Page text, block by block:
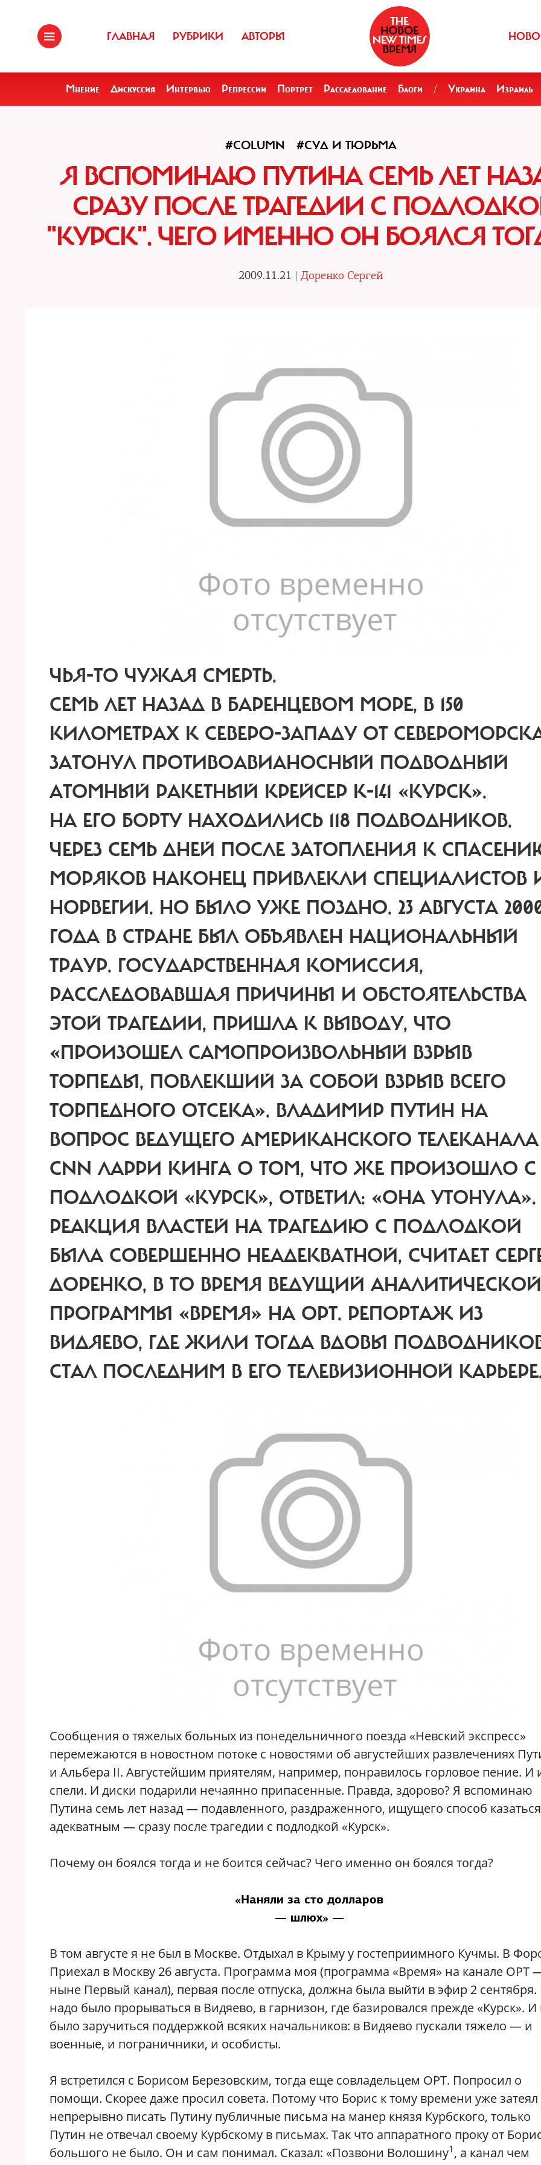
ГЛАВНАЯ РУБРИКИ АВТОРЫ
Мнение Дискуссия Интервью Репрессии Портрет Расследование Блоги / Украина Израиль
#COLUMN #СУД И ТЮРЬМА
Я ВСПОМИНАЮ ПУТИНА СЕМЬ ЛЕТ
СРАЗУ ПОСЛЕ ТРАГЕДИИ С
"КУРСК". ЧЕГО ИМЕННО ОН БОЯЛСЯ
2009.11.21 | Доренко Сергей
ЧЬЯ-ТО ЧУЖАЯ СМЕРТЬ.
СЕМЬ ЛЕТ НАЗАД В БАРЕНЦЕВОМ МОРЕ, В 150
КИЛОМЕТРАХ К СЕВЕРО-ЗАПАДУ ОТ
ЗАТОНУЛ ПРОТИВОАВИАНОСНЫЙ ПОДВОДНЫЙ
АТОМНЫЙ РАКЕТНЫЙ КРЕЙСЕР К-141 «КУРСК».
НА ЕГО БОРТУ НАХОДИЛИСЬ 118 ПОДВОДНИКОВ.
ЧЕРЕЗ СЕМЬ ДНЕЙ ПОСЛЕ ЗАТОПЛЕНИЯ К
МОРЯКОВ НАКОНЕЦ ПРИВЛЕКЛИ СПЕЦИАЛИСТОВ
НОРВЕГИИ. НО БЫЛО УЖЕ ПОЗДНО. 23 АВГУСТА
ГОДА В СТРАНЕ БЫЛ ОБЪЯВЛЕН НАЦИОНАЛЬНЫЙ
ТРАУР. ГОСУДАРСТВЕННАЯ КОМИССИЯ,
РАССЛЕДОВАВШАЯ ПРИЧИНЫ И ОБСТОЯТЕЛЬСТВА
ЭТОЙ ТРАГЕДИИ, ПРИШЛА К ВЫВОДУ, ЧТО
«ПРОИЗОШЕЛ САМОПРОИЗВОЛЬНЫЙ ВЗРЫВ
ТОРПЕДЫ, ПОВЛЕКШИЙ ЗА СОБОЙ ВЗРЫВ ВСЕГО
ТОРПЕДНОГО ОТСЕКА». ВЛАДИМИР ПУТИН НА
ВОПРОС ВЕДУЩЕГО АМЕРИКАНСКОГО ТЕЛЕКАНАЛА
CNN ЛАРРИ КИНГА О ТОМ, ЧТО ЖЕ ПРОИЗОШЛО С
ПОДЛОДКОЙ «КУРСК», ОТВЕТИЛ: «ОНА УТОНУЛА».
РЕАКЦИЯ ВЛАСТЕЙ НА ТРАГЕДИЮ С ПОДЛОДКОЙ
БЫЛА СОВЕРШЕННО НЕАДЕКВАТНОЙ, СЧИТАЕТ
ДОРЕНКО, В ТО ВРЕМЯ ВЕДУЩИЙ АНАЛИТИЧЕСКОЙ
ПРОГРАММЫ «ВРЕМЯ» НА ОРТ. РЕПОРТАЖ ИЗ
ВИДЯЕВО, ГДЕ ЖИЛИ ТОГДА ВДОВЫ
СТАЛ ПОСЛЕДНИМ В ЕГО ТЕЛЕВИЗИОННОЙ
Сообщения о тяжелых больных из понедельничного поезда «Невский экспресс»
перемежаются в новостном потоке с новостями об августейших развлечениях
и Альбера II. Августейшим приятелям, например, понравилось горловое пение. И
спели. И диски подарили нечаянно припасенные. Правда, здорово? Я вспоминаю
Путина семь лет назад — подавленного, раздраженного, ищущего способ казаться
адекватным — сразу после трагедии с подлодкой «Курск».
Почему он боялся тогда и не боится сейчас? Чего именно он боялся тогда?
«Наняли за сто долларов
— шлюх» —
В том августе я не был в Москве. Отдыхал в Крыму у гостеприимного Кучмы. В
Приехал в Москву 26 августа. Программа моя (программа «Время» на канале ОРТ
ныне Первый канал), первая после отпуска, должна была выйти в эфир 2
надо было прорываться в Видяево, в гарнизон, где базировался прежде «Курск». И
было заручиться поддержкой всяких начальников: в Видяево пускали тяжело — и
военные, и пограничники, и особисты.
Я встретился с Борисом Березовским, тогда еще совладельцем ОРТ. Попросил о
помощи. Скорее даже просил совета. Потому что Борис к тому времени уже затеял
непрерывно писать Путину публичные письма на манер князя Курбского, только
Путин не отвечал своему Курбскому в письмах. Так что аппаратного проку от
большого не было. Он и сам понимал. Сказал: «Позвони Волошину1 , а канал чем